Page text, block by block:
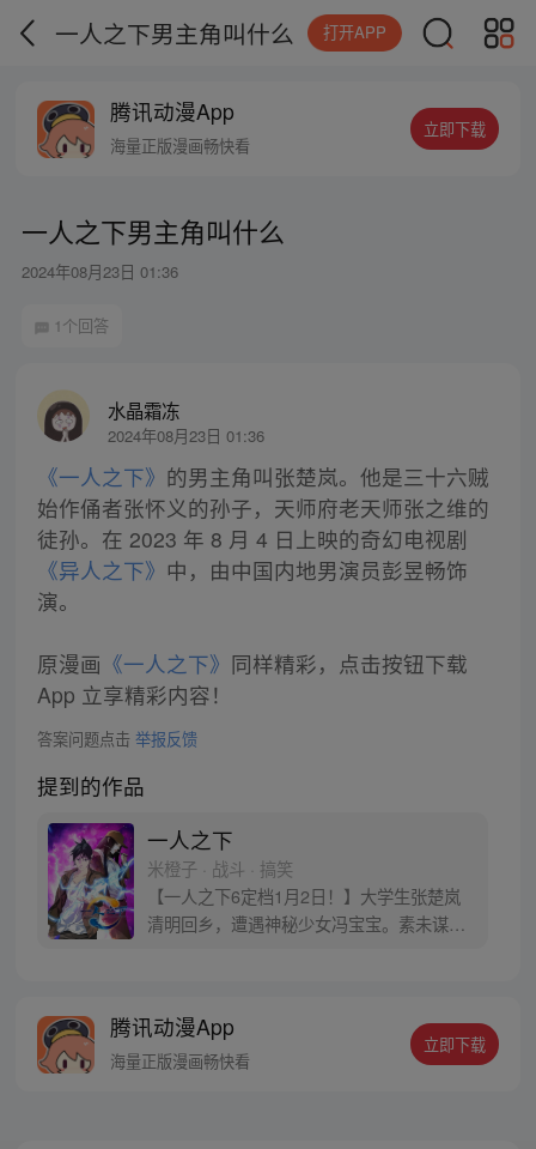
一人之下男主角叫什么 打开APP
腾讯动漫App
海量正版漫画畅快看
立即下载
一人之下男主角叫什么
2024年08月23日 01:36
1个回答
水晶霜冻
2024年08月23日 01:36
《一人之下》 的男主角叫张楚岚。他是三十六贼
始作俑者张怀义的孙子，天师府老天师张之维的
徒孙。在 2023 年 8 月 4 日上映的奇幻电视剧
《异人之下》 中，由中国内地男演员彭昱畅饰
演。
原漫画 《一人之下》 同样精彩，点击按钮下载
App 立享精彩内容！
答案问题点击 举报反馈
提到的作品
一人之下
米橙子 · 战斗 · 搞笑
【一人之下6定档1月2日！】大学生张楚岚
清明回乡，遭遇神秘少女冯宝宝。素未谋面
密，张楚岚的生活被彻底颠覆，与冯宝宝一
同踏上“异人”之旅。
腾讯动漫App
海量正版漫画畅快看
立即下载